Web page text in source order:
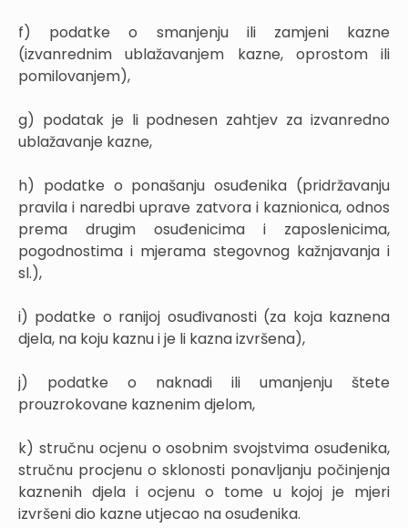
f) podatke o smanjenju ili zamjeni kazne
(izvanrednim ublažavanjem kazne, oprostom ili
pomilovanjem),
g) podatak je li podnesen zahtjev za izvanredno
ublažavanje kazne,
h) podatke o ponašanju osuđenika (pridržavanju
pravila i naredbi uprave zatvora i kaznionica, odnos
prema drugim osuđenicima i zaposlenicima,
pogodnostima i mjerama stegovnog kažnjavanja i
sl.),
i) podatke o ranijoj osuđivanosti (za koja kaznena
djela, na koju kaznu i je li kazna izvršena),
j) podatke o naknadi ili umanjenju štete
prouzrokovane kaznenim djelom,
k) stručnu ocjenu o osobnim svojstvima osuđenika,
stručnu procjenu o sklonosti ponavljanju počinjenja
kaznenih djela i ocjenu o tome u kojoj je mjeri
izvršeni dio kazne utjecao na osuđenika.